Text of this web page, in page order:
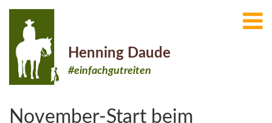
Henning Daude
#einfachgutreiten
November-Start beim